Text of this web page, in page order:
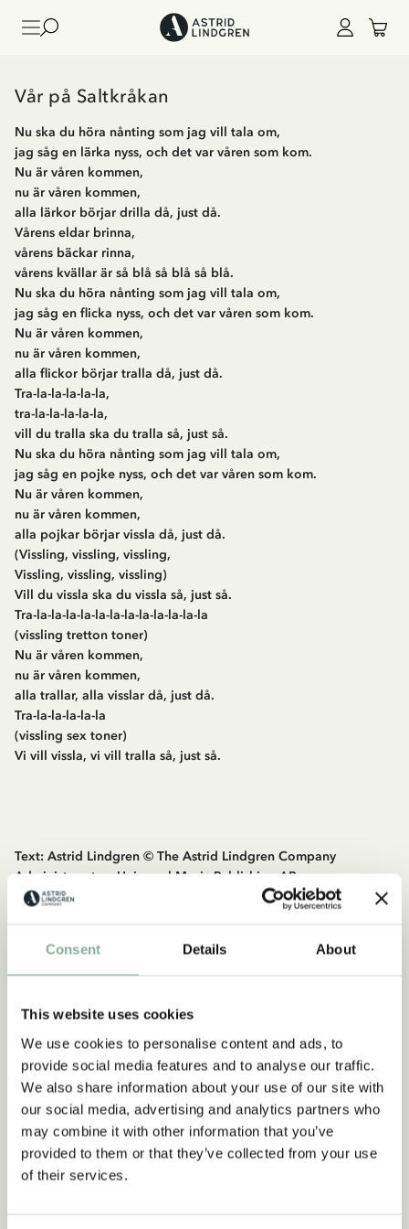
Consent Details About
This website uses cookies
We use cookies to personalise content and ads, to
provide social media features and to analyse our traffic.
We also share information about your use of our site with
our social media, advertising and analytics partners who
may combine it with other information that you’ve
provided to them or that they’ve collected from your use
of their services.
Vår på Saltkråkan
Nu ska du höra nånting som jag vill tala om,
jag såg en lärka nyss, och det var våren som kom.
Nu är våren kommen,
nu är våren kommen,
alla lärkor börjar drilla då, just då.
Vårens eldar brinna,
vårens bäckar rinna,
vårens kvällar är så blå så blå så blå.
Nu ska du höra nånting som jag vill tala om,
jag såg en flicka nyss, och det var våren som kom.
Nu är våren kommen,
nu är våren kommen,
alla flickor börjar tralla då, just då.
Tra-la-la-la-la-la,
tra-la-la-la-la-la,
vill du tralla ska du tralla så, just så.
Nu ska du höra nånting som jag vill tala om,
jag såg en pojke nyss, och det var våren som kom.
Nu är våren kommen,
nu är våren kommen,
alla pojkar börjar vissla då, just då.
(Vissling, vissling, vissling,
Vissling, vissling, vissling)
Vill du vissla ska du vissla så, just så.
Tra-la-la-la-la-la-la-la-la-la-la-la-la
(vissling tretton toner)
Nu är våren kommen,
nu är våren kommen,
alla trallar, alla visslar då, just då.
Tra-la-la-la-la-la
(vissling sex toner)
Vi vill vissla, vi vill tralla så, just så.
Text: Astrid Lindgren © The Astrid Lindgren Company
Administrerat av Universal Music Publishing AB
Musik: trad arr Ulf Björlin